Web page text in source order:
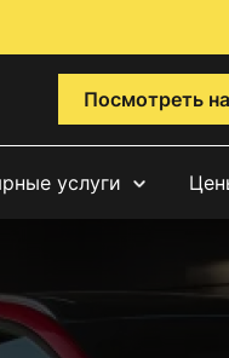
Посмотреть
услуги